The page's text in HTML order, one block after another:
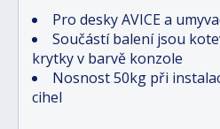
Pro desky AVICE a
Součástí balení jsou
krytky v barvě konzole
Nosnost 50kg při
cihel